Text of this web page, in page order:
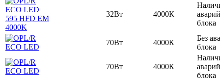
32Вт 4000К
блока
70Вт 4000К
Без
блока
70Вт 4000К
блока